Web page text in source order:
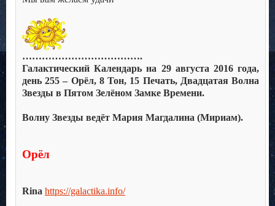
……………………………….
Галактический Календарь на 29 августа 2016 года,
день 255 – Орёл, 8 Тон, 15 Печать, Двадцатая Волна
Звезды в Пятом Зелёном Замке Времени.
Волну Звезды ведёт Мария Магдалина (Мириам).
Орёл
Rina https://galactika.info/